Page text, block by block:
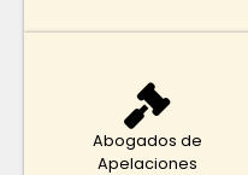
Abogados de
Apelaciones